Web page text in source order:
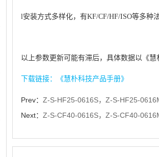
l安装方式多样化，有KF/CF/HF/ISO等多种
以上参数更新可能有滞后，具体数据以《慧
下载链接：《慧朴科技产品手册》
Prev： Z-S-HF25-0616S，Z-S-HF25-
Next： Z-S-CF40-0616S，Z-S-CF40-